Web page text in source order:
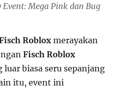
Mega Pink dan Bug
Robloxmerayakan
Fisch Roblox
luar biasa seru sepanjang
itu, event ini